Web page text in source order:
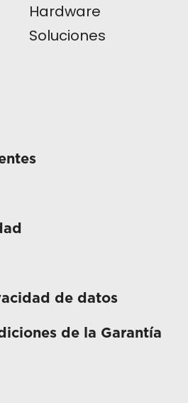
Hardware
Soluciones
de datos
de la Garantía